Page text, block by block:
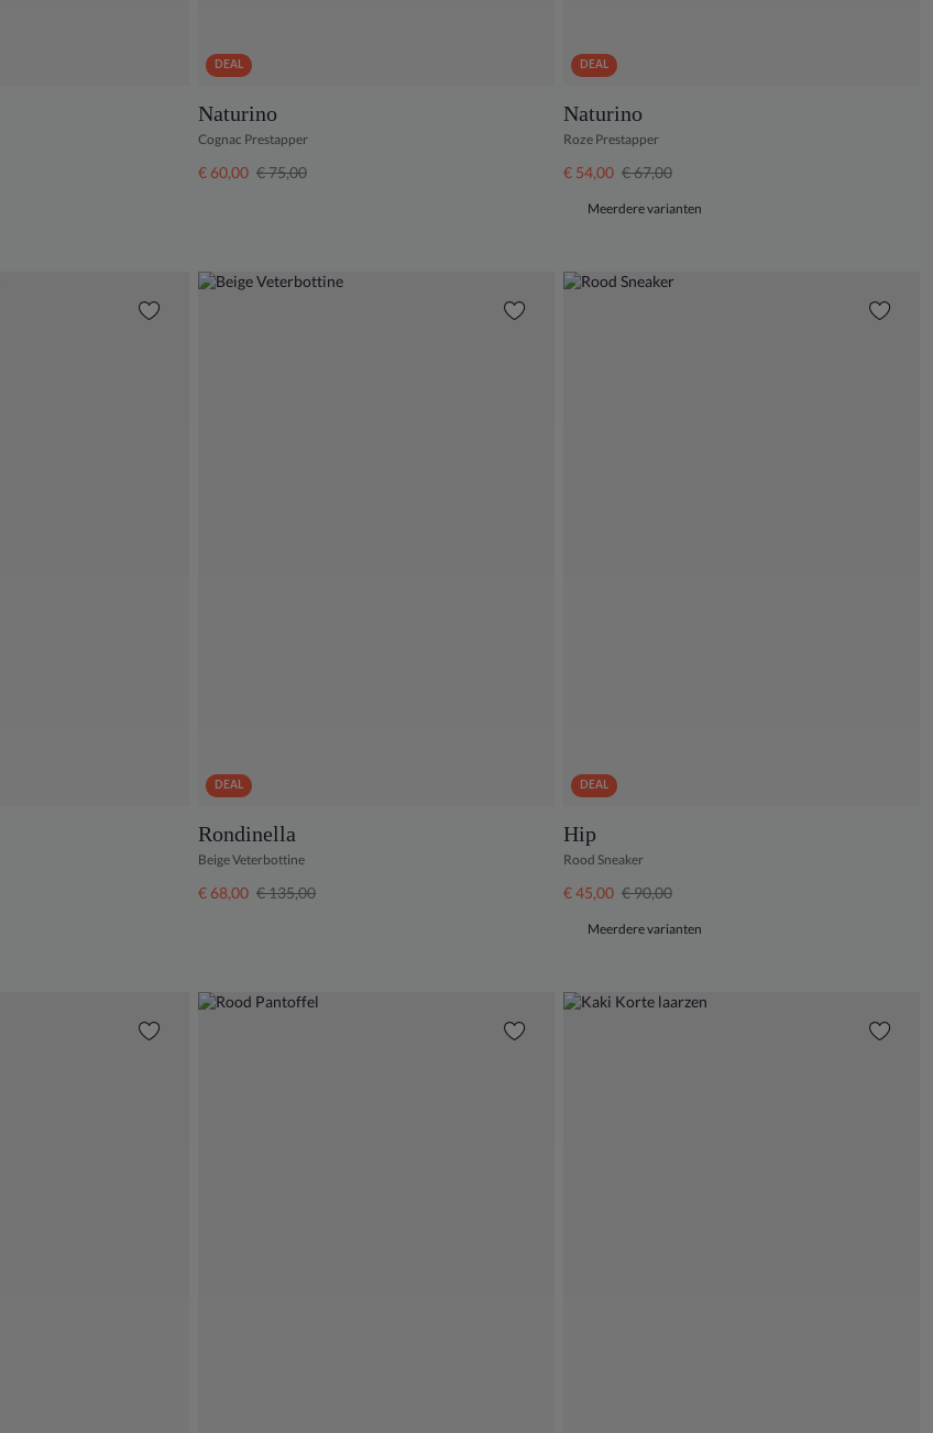
DEAL
Naturino
Cognac Prestapper
€ 60,00 € 75,00
DEAL
Naturino
Roze Prestapper
€ 54,00 € 67,00
Meerdere varianten
DEAL
Rondinella
Beige Veterbottine
€ 68,00 € 135,00
DEAL
Hip
Rood Sneaker
€ 45,00 € 90,00
Meerdere varianten